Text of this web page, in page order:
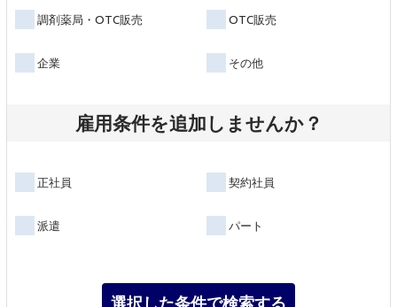
調剤薬局・OTC販売 OTC販売
企業 その他
雇用条件を追加しませんか？
正社員 契約社員
派遣 パート